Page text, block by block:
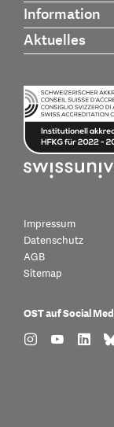
Information
Aktuelles
Impressum
Datenschutz
AGB
Sitemap
OST auf Social
find us on:
find usfind